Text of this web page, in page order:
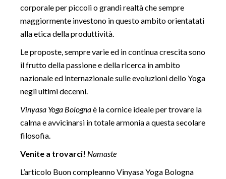
corporale per piccoli o grandi realtà che sempre
maggiormente investono in questo ambito orientatati
alla etica della produttività.
Le proposte, sempre varie ed in continua crescita sono
il frutto della passione e della ricerca in ambito
nazionale ed internazionale sulle evoluzioni dello Yoga
negli ultimi decenni.
Vinyasa Yoga Bolognaè la cornice ideale per trovare la
calma e avvicinarsi in totale armonia a questa secolare
filosofia.
Venite a trovarci! Namaste
L’articolo Buon compleanno Vinyasa Yoga Bologna